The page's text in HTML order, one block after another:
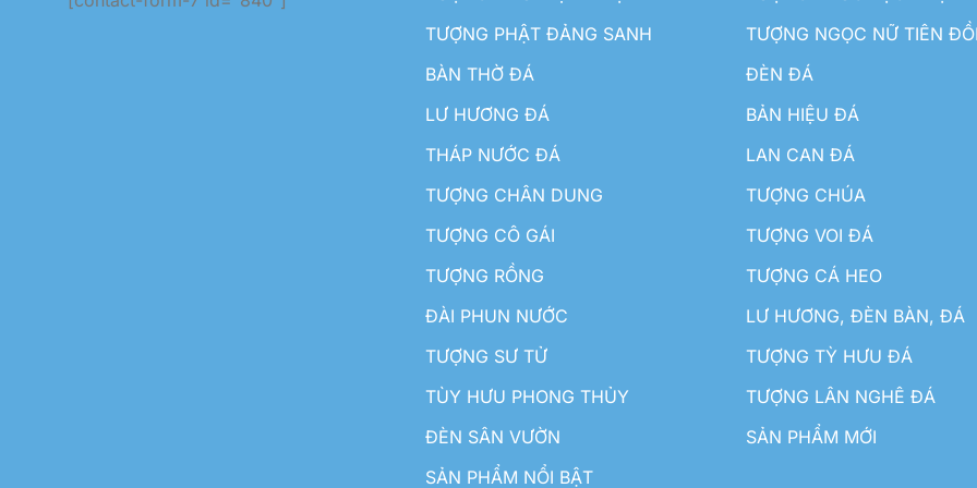
TƯỢNG PHẬT ĐẢNG SANH
TƯỢNG NGỌC NỮ TIÊN
BÀN THỜ ĐÁ
ĐÈN ĐÁ
LƯ HƯƠNG ĐÁ
BẢN HIỆU ĐÁ
THÁP NƯỚC ĐÁ
LAN CAN ĐÁ
TƯỢNG CHÂN DUNG
TƯỢNG CHÚA
TƯỢNG CÔ GÁI
TƯỢNG VOI ĐÁ
TƯỢNG RỒNG
TƯỢNG CÁ HEO
ĐÀI PHUN NƯỚC
LƯ HƯƠNG, ĐÈN BÀN, ĐÁ
TƯỢNG SƯ TỬ
TƯỢNG TỲ HƯU ĐÁ
TÙY HƯU PHONG THỦY
TƯỢNG LÂN NGHÊ ĐÁ
ĐÈN SÂN VƯỜN
SẢN PHẨM MỚI
SẢN PHẨM NỔI BẬT